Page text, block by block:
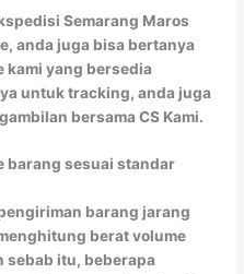
Semarang Maros
anda juga bisa bertanya
kami yang bersedia
untuk tracking, anda juga
bersama CS Kami.
barang sesuai standar
barang jarang
berat volume
sebab itu, beberapa